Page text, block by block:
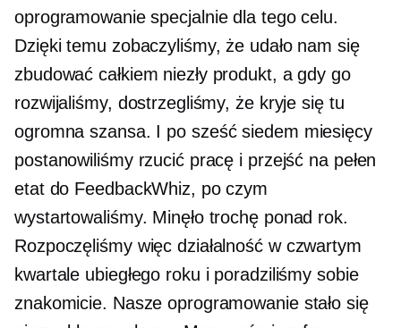
oprogramowanie specjalnie dla tego celu.
Dzięki temu zobaczyliśmy, że udało nam się
zbudować całkiem niezły produkt, a gdy go
rozwijaliśmy, dostrzegliśmy, że kryje się tu
ogromna szansa. I po sześć siedem miesięcy
postanowiliśmy rzucić pracę i przejść na pełen
etat do FeedbackWhiz, po czym
wystartowaliśmy. Minęło trochę ponad rok.
Rozpoczęliśmy więc działalność w czwartym
kwartale ubiegłego roku i poradziliśmy sobie
znakomicie. Nasze oprogramowanie stało się